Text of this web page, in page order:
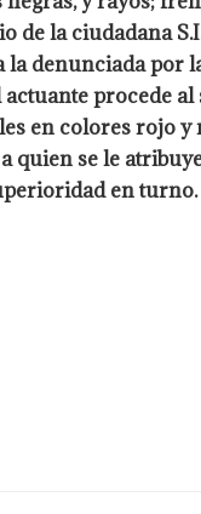
de la ciudadana
denunciada
procede al
en colores rojo
se le
en turno.